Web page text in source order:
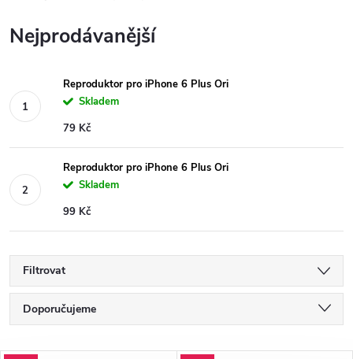
Nejprodávanější
Reproduktor pro iPhone 6 Plus Ori
Skladem
79 Kč
Reproduktor pro iPhone 6 Plus Ori
Skladem
99 Kč
Filtrovat
Ř
Doporučujeme